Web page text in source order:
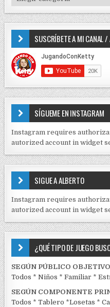
o
r
:
I
P
D
E
C
N
T
I
D
S
E
J
C
K
SUSCRÍBETE A MI CANAL
SÍGUEME EN INSTAGRAM
Instagram requires
autorized account in widget
SIGUE A ALBERTO
Instagram requires
autorized account in widget
¿QUÉ TIPO DE JUEGO
SEGÚN PÚBLICO
Todos *Niños *Familiar *
SEGÚN COMPONENTE
Todos *Tablero *Losetas *